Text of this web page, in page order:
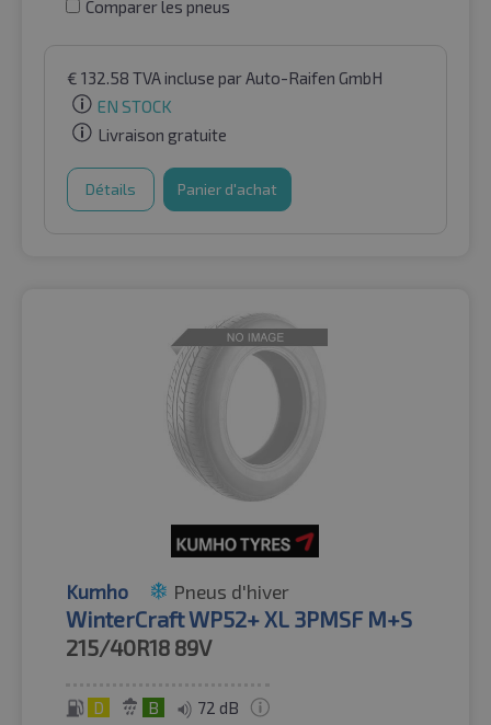
Comparer les pneus
€ 132.58 TVA incluse par Auto-Raifen GmbH
EN STOCK
Livraison gratuite
Détails Panier d'achat
Kumho Pneus d'hiver
WinterCraft WP52+ XL 3PMSF M+S
215/40R18 89V
D B 72 dB